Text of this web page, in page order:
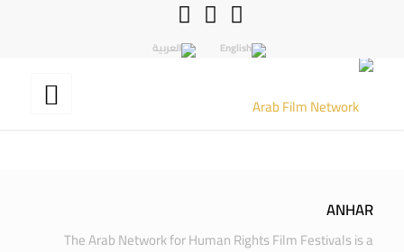
ANHAR
The Arab Network for Human Rights Film Festivals is a